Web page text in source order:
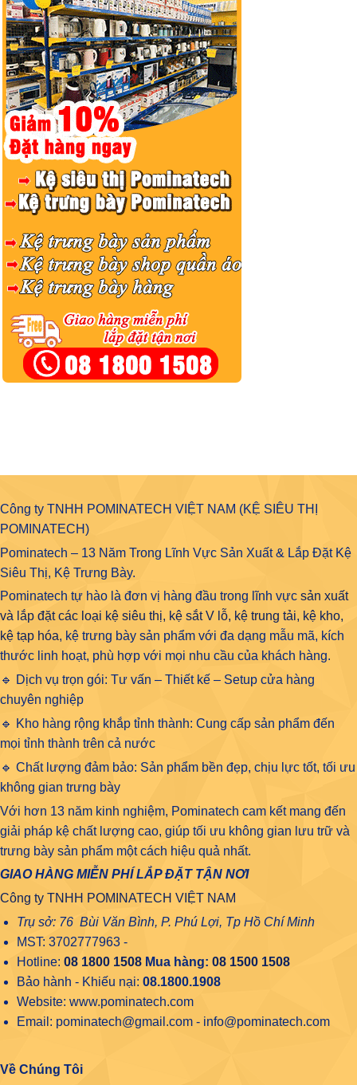
Công ty TNHH POMINATECH VIỆT NAM (KỆ SIÊU THỊ
POMINATECH)
Pominatech – 13 Năm Trong Lĩnh Vực Sản Xuất & Lắp Đặt Kệ
Siêu Thị, Kệ Trưng Bày.
Pominatech tự hào là đơn vị hàng đầu trong lĩnh vực sản xuất
và lắp đặt các loại kệ siêu thị, kệ sắt V lỗ, kệ trung tải, kệ kho,
kệ tạp hóa, kệ trưng bày sản phẩm với đa dạng mẫu mã, kích
thước linh hoạt, phù hợp với mọi nhu cầu của khách hàng.
🔹 Dịch vụ trọn gói: Tư vấn – Thiết kế – Setup cửa hàng
chuyên nghiệp
🔹 Kho hàng rộng khắp tỉnh thành: Cung cấp sản phẩm đến
mọi tỉnh thành trên cả nước
🔹 Chất lượng đảm bảo: Sản phẩm bền đẹp, chịu lực tốt, tối ưu
không gian trưng bày
Với hơn 13 năm kinh nghiệm, Pominatech cam kết mang đến
giải pháp kệ chất lượng cao, giúp tối ưu không gian lưu trữ và
trưng bày sản phẩm một cách hiệu quả nhất.
GIAO HÀNG MIỄN PHÍ LẮP ĐẶT TẬN NƠI
Công ty TNHH POMINATECH VIỆT NAM
Trụ sở: 76 Bùi Văn Bình, P. Phú Lợi, Tp Hồ Chí Minh
MST: 3702777963 -
Hotline: 08 1800 1508Mua hàng: 08 1500 1508
Bảo hành - Khiếu nại: 08.1800.1908
Website: www.pominatech.com
Email: pominatech@gmail.com - info@pominatech.com
Về Chúng Tôi